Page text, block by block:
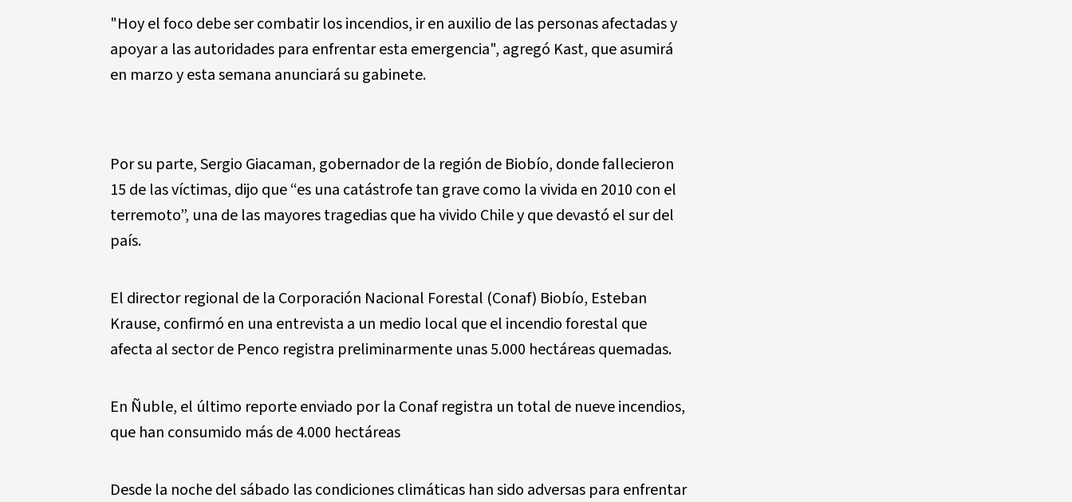
"Hoy el foco debe ser combatir los incendios, ir en auxilio de las personas afectadas y
apoyar a las autoridades para enfrentar esta emergencia", agregó Kast, que asumirá
en marzo y esta semana anunciará su gabinete.
Por su parte, Sergio Giacaman, gobernador de la región de Biobío, donde fallecieron
15 de las víctimas, dijo que “es una catástrofe tan grave como la vivida en 2010 con el
terremoto”, una de las mayores tragedias que ha vivido Chile y que devastó el sur del
país.
El director regional de la Corporación Nacional Forestal (Conaf) Biobío, Esteban
Krause, confirmó en una entrevista a un medio local que el incendio forestal que
afecta al sector de Penco registra preliminarmente unas 5.000 hectáreas quemadas.
En Ñuble, el último reporte enviado por la Conaf registra un total de nueve incendios,
que han consumido más de 4.000 hectáreas
Desde la noche del sábado las condiciones climáticas han sido adversas para enfrentar